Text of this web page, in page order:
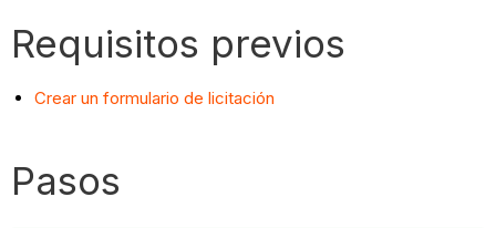
Requisitos previos
Crear un formulario de licitación
Pasos